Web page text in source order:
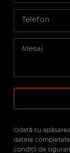
Odată cu
datele
condiţii de